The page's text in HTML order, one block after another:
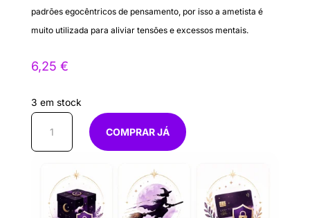
padrões egocêntricos de pensamento, por isso a ametista é
muito utilizada para aliviar tensões e excessos mentais.
6,25 €
3 em stock
Quantidade
Ametista
COMPRAR JÁ